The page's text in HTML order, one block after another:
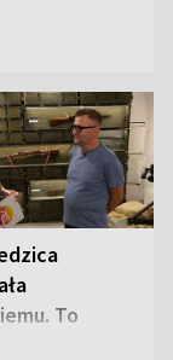
To
tajemnica